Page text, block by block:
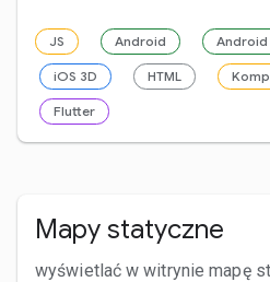
JS Android Android
iOS 3D HTML
Flutter
Mapy statyczne
wyświetlać w witrynie mapę